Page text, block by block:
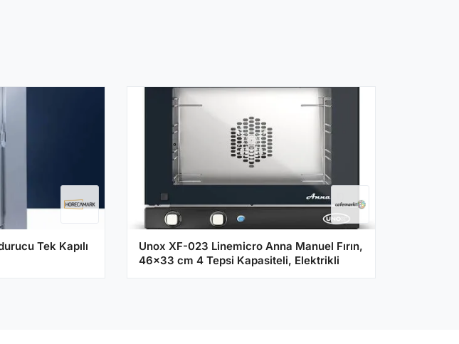
Tek Kapılı
Unox XF-023 Linemicro Anna Manuel Fırın,
46x33 cm 4 Tepsi Kapasiteli, Elektrikli